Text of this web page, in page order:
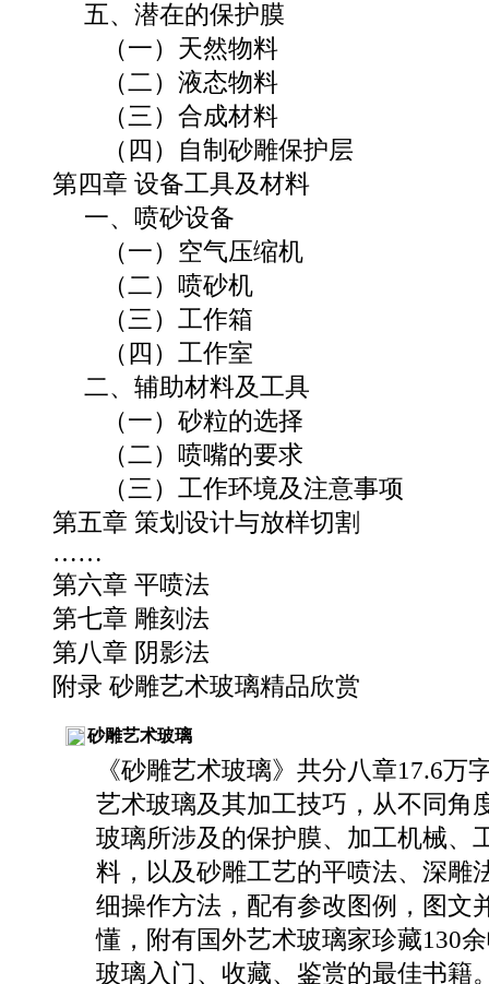
五、潜在的保护膜
（一）天然物料
（二）液态物料
（三）合成材料
（四）自制砂雕保护层
第四章 设备工具及材料
一、喷砂设备
（一）空气压缩机
（二）喷砂机
（三）工作箱
（四）工作室
二、辅助材料及工具
（一）砂粒的选择
（二）喷嘴的要求
（三）工作环境及注意事项
第五章 策划设计与放样切割
……
第六章 平喷法
第七章 雕刻法
第八章 阴影法
附录 砂雕艺术玻璃精品欣赏
砂雕艺术玻璃
《砂雕艺术玻璃》共分八章17.6万
艺术玻璃及其加工技巧，从不同角
玻璃所涉及的保护膜、加工机械、
料，以及砂雕工艺的平喷法、深雕
细操作方法，配有参改图例，图文
懂，附有国外艺术玻璃家珍藏130
玻璃入门、收藏、鉴赏的最佳书籍